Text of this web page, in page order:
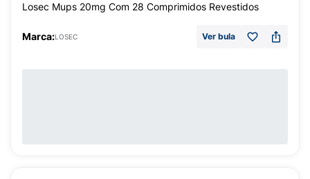
Losec Mups 20mg Com 28 Comprimidos Revestidos
Marca:LOSEC Ver bula